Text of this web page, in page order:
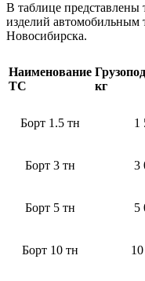
В таблице представлены
изделий автомобильным
Новосибирска.
Наименование
ТС
кг
Борт 1.5 тн 1
Борт 3 тн 3
Борт 5 тн 5
Борт 10 тн